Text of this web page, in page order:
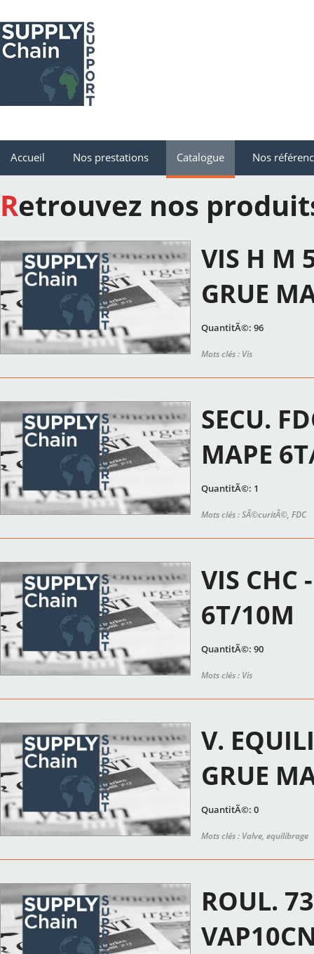
Accueil Nos prestations Catalogue Nos
Retrouvez nos
VIS H M
GRUE
QuantitÃ©: 96
Mots clés : Vis
SECU.
MAPE
QuantitÃ©: 1
Mots clés : SÃ©curitÃ©, FDC
VIS CHC
6T/10M
QuantitÃ©: 90
Mots clés : Vis
V.
GRUE
QuantitÃ©: 0
Mots clés : Valve, equilibrage
ROUL.